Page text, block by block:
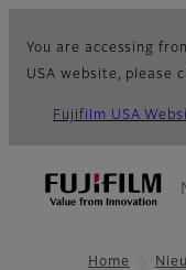
You are accessing
USA website, please
Fujifilm USA
Home